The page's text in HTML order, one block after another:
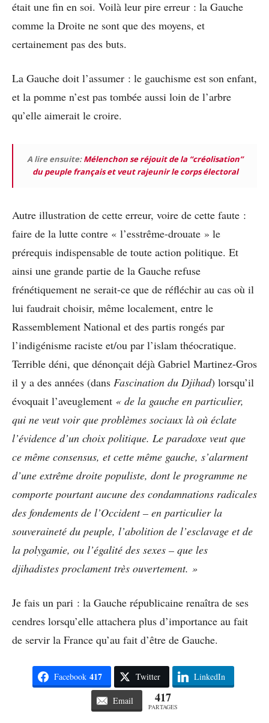
était une fin en soi. Voilà leur pire erreur : la Gauche
comme la Droite ne sont que des moyens, et
certainement pas des buts.
La Gauche doit l’assumer : le gauchisme est son enfant,
et la pomme n’est pas tombée aussi loin de l’arbre
qu’elle aimerait le croire.
A lire ensuite:Mélenchon se réjouit de la “créolisation”
du peuple français et veut rajeunir le corps électoral
Autre illustration de cette erreur, voire de cette faute :
faire de la lutte contre « l’esstrême-drouate » le
prérequis indispensable de toute action politique. Et
ainsi une grande partie de la Gauche refuse
frénétiquement ne serait-ce que de réfléchir au cas où il
lui faudrait choisir, même localement, entre le
Rassemblement National et des partis rongés par
l’indigénisme raciste et/ou par l’islam théocratique.
Terrible déni, que dénonçait déjà Gabriel Martinez-Gros
il y a des années (dans Fascination du Djihad) lorsqu’il
évoquait l’aveuglement « de la gauche en particulier,
qui ne veut voir que problèmes sociaux là où éclate
l’évidence d’un choix politique. Le paradoxe veut que
ce même consensus, et cette même gauche, s’alarment
d’une extrême droite populiste, dont le programme ne
comporte pourtant aucune des condamnations radicales
des fondements de l’Occident – en particulier la
souveraineté du peuple, l’abolition de l’esclavage et de
la polygamie, ou l’égalité des sexes – que les
djihadistes proclament très ouvertement. »
Je fais un pari : la Gauche républicaine renaîtra de ses
cendres lorsqu’elle attachera plus d’importance au fait
de servir la France qu’au fait d’être de Gauche.
Facebook 417 Twitter LinkedIn
Email 417
PARTAGES